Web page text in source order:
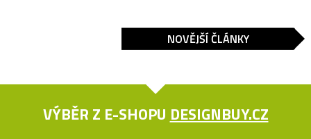
NOVĚJŠÍ ČLÁNKY
VÝBĚR Z E-SHOPU DESIGNBUY.CZ